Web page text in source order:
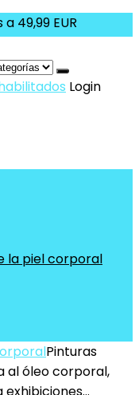
49,99 EUR
Login
la piel corporal
Pinturas
al óleo corporal,